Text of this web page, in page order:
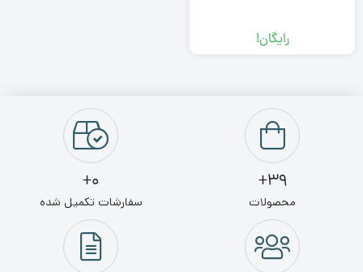
رایگان!
39+
محصولات
0+
سفارشات تکمیل شده